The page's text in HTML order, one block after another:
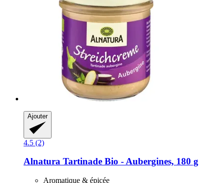
Ajouter
4.5 (2)
Alnatura Tartinade Bio -​ Aubergines, 180 g
Aromatique & épicée